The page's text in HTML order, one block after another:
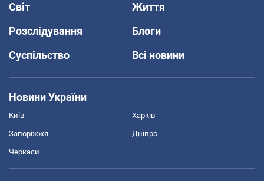
Світ
Життя
Розслідування
Блоги
Суспільство
Всі новини
Новини України
Київ Харків
Запоріжжя Дніпро
Черкаси